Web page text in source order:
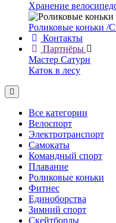
Хранение
Роликовые коньки /
Контакты
Партнёры
Мастер Сатурн
Каток в лесу
Все категории
Велоспорт
Электротранспорт
Самокаты
Командный спорт
Плавание
Роликовые коньки
Фитнес
Единоборства
Зимний спорт
Скейтборды